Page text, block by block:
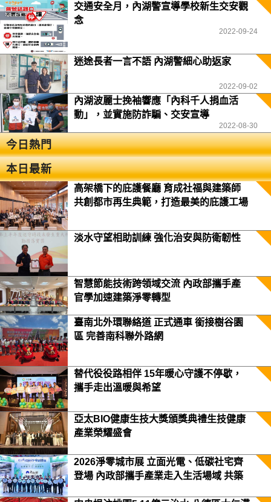
交通安全月，內湖警宣導學校新生交安觀
念
2022-09-24
迷途長者一言不語 內湖警細心助返家
2022-09-02
內湖波麗士挽袖響應「內科千人捐血活
動」，並實施防詐騙、交安宣導
2022-08-30
今日熱門
本日最新
高架橋下的庇護餐廳 育成社福與建築師
共創都市再生典範，打造最美的庇護工場
淡水守望相助訓練 強化治安與防衛韌性
智慧節能技術跨領域交流 內政部攜手產
官學加速建築淨零轉型
臺南北外環聯絡道 正式通車 銜接樹谷園
區 完善南科聯外路網
替代役役路相伴 15年暖心守護不停歇，
攜手走出溫暖與希望
亞太BIO健康生技大獎頒獎典禮生技健康
產業榮耀盛會
2026淨零城市展 立面光電、低碳社宅齊
登場 內政部攜手產業走入生活場域 共築